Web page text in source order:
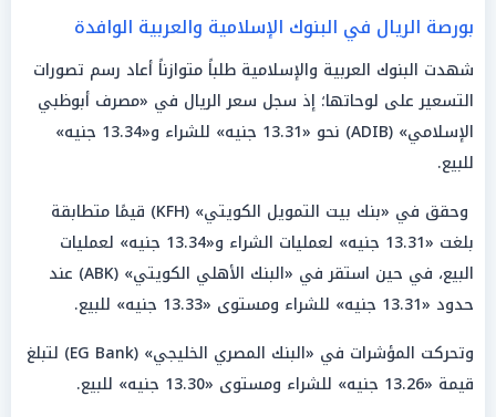
بورصة الريال في البنوك الإسلامية والعربية الوافدة
شهدت البنوك العربية والإسلامية طلباً متوازناً أعاد رسم تصورات
التسعير على لوحاتها؛ إذ سجل سعر الريال في «مصرف أبوظبي
الإسلامي» (ADIB) نحو «13.31 جنيه» للشراء و«13.34 جنيه»
للبيع.
وحقق في «بنك بيت التمويل الكويتي» (KFH) قيمًا متطابقة
بلغت «13.31 جنيه» لعمليات الشراء و«13.34 جنيه» لعمليات
البيع، في حين استقر في «البنك الأهلي الكويتي» (ABK) عند
حدود «13.31 جنيه» للشراء ومستوى «13.33 جنيه» للبيع.
وتحركت المؤشرات في «البنك المصري الخليجي» (EG Bank) لتبلغ
قيمة «13.26 جنيه» للشراء ومستوى «13.30 جنيه» للبيع.